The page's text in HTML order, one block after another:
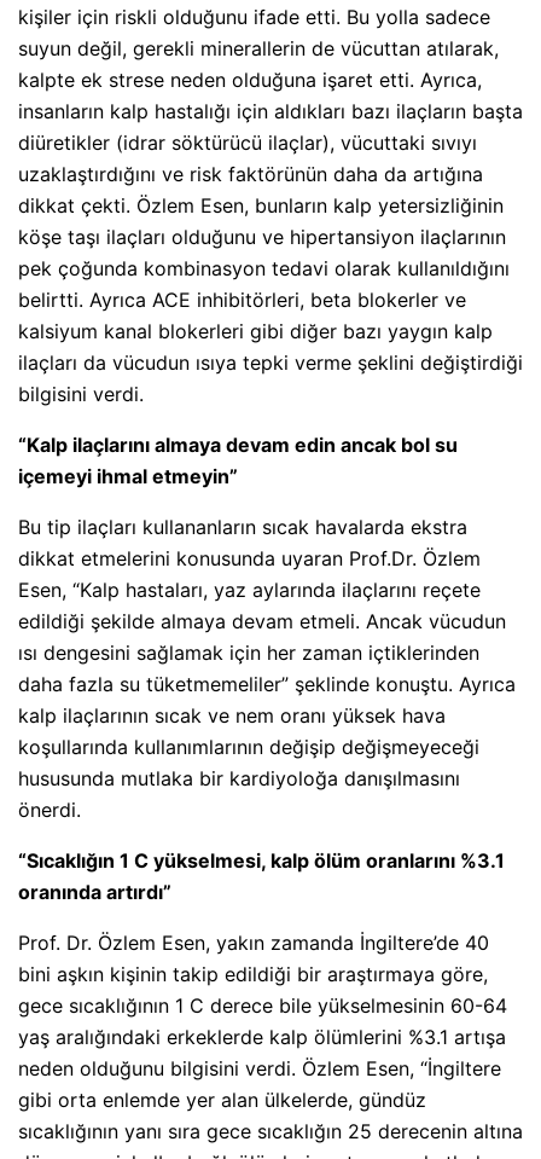
kişiler için riskli olduğunu ifade etti. Bu yolla sadece
suyun değil, gerekli minerallerin de vücuttan atılarak,
kalpte ek strese neden olduğuna işaret etti. Ayrıca,
insanların kalp hastalığı için aldıkları bazı ilaçların başta
diüretikler (idrar söktürücü ilaçlar), vücuttaki sıvıyı
uzaklaştırdığını ve risk faktörünün daha da artığına
dikkat çekti. Özlem Esen, bunların kalp yetersizliğinin
köşe taşı ilaçları olduğunu ve hipertansiyon ilaçlarının
pek çoğunda kombinasyon tedavi olarak kullanıldığını
belirtti. Ayrıca ACE inhibitörleri, beta blokerler ve
kalsiyum kanal blokerleri gibi diğer bazı yaygın kalp
ilaçları da vücudun ısıya tepki verme şeklini değiştirdiği
bilgisini verdi.
“Kalp ilaçlarını almaya devam edin ancak bol su
içemeyi ihmal etmeyin”
Bu tip ilaçları kullananların sıcak havalarda ekstra
dikkat etmelerini konusunda uyaran Prof.Dr. Özlem
Esen, “Kalp hastaları, yaz aylarında ilaçlarını reçete
edildiği şekilde almaya devam etmeli. Ancak vücudun
ısı dengesini sağlamak için her zaman içtiklerinden
daha fazla su tüketmemeliler” şeklinde konuştu. Ayrıca
kalp ilaçlarının sıcak ve nem oranı yüksek hava
koşullarında kullanımlarının değişip değişmeyeceği
hususunda mutlaka bir kardiyoloğa danışılmasını
önerdi.
“Sıcaklığın 1 C yükselmesi, kalp ölüm oranlarını %3.1
oranında artırdı”
Prof. Dr. Özlem Esen, yakın zamanda İngiltere’de 40
bini aşkın kişinin takip edildiği bir araştırmaya göre,
gece sıcaklığının 1 C derece bile yükselmesinin 60-64
yaş aralığındaki erkeklerde kalp ölümlerini %3.1 artışa
neden olduğunu bilgisini verdi. Özlem Esen, “İngiltere
gibi orta enlemde yer alan ülkelerde, gündüz
sıcaklığının yanı sıra gece sıcaklığın 25 derecenin altına